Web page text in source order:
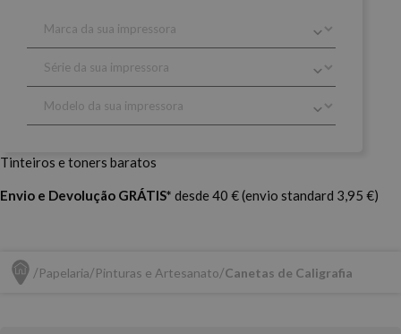
Tinteiros e toners baratos
Envio e Devolução GRÁTIS* desde 40 € (envio standard 3,95 €)
Papelaria Pinturas e Artesanato Canetas de Caligrafia